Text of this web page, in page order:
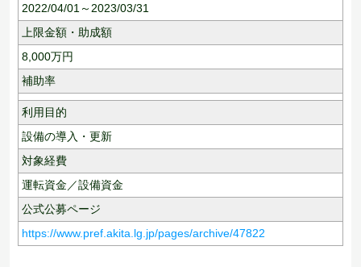
2022/04/01～2023/03/31
上限金額・助成額
8,000万円
補助率
利用目的
設備の導入・更新
対象経費
運転資金／設備資金
公式公募ページ
https://www.pref.akita.lg.jp/pages/archive/47822